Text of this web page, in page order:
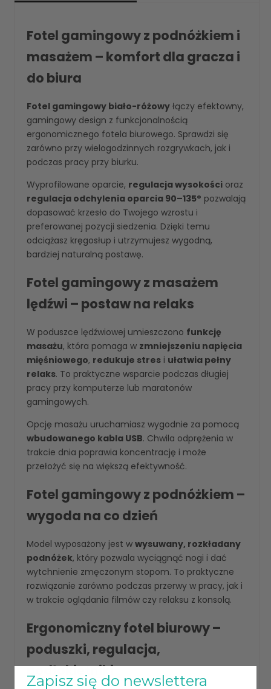
Fotel gamingowy z podnóżkiem i
masażem – komfort dla gracza i
do biura
Fotel gamingowy biało-różowy łączy efektowny,
gamingowy design z funkcjonalnością
ergonomicznego fotela biurowego. Sprawdzi się
zarówno przy wielogodzinnych rozgrywkach, jak i
podczas pracy przy biurku.
Wyprofilowane oparcie, regulacja wysokości oraz
regulacja odchylenia oparcia 90–135° pozwalają
dopasować krzesło do Twojego wzrostu i
preferowanej pozycji siedzenia. Dzięki temu
odciążasz kręgosłup i utrzymujesz wygodną,
bardziej naturalną postawę.
Fotel gamingowy z masażem
lędźwi – postaw na relaks
W poduszce lędźwiowej umieszczono funkcję
masażu, która pomaga w zmniejszeniu napięcia
mięśniowego, redukuje stres i ułatwia pełny
relaks. To praktyczne wsparcie podczas długiej
pracy przy komputerze lub maratonów
gamingowych.
Opcję masażu uruchamiasz wygodnie za pomocą
wbudowanego kabla USB. Chwila odprężenia w
trakcie dnia poprawia koncentrację i może
przełożyć się na większą efektywność.
Fotel gamingowy z podnóżkiem –
wygoda na co dzień
Model wyposażony jest w wysuwany, rozkładany
podnóżek, który pozwala wyciągnąć nogi i dać
wytchnienie zmęczonym stopom. To praktyczne
rozwiązanie zarówno podczas przerwy w pracy, jak i
w trakcie oglądania filmów czy relaksu z konsolą.
Ergonomiczny fotel biurowy –
poduszki, regulacja,
podłokietniki
Zapisz się do newslettera